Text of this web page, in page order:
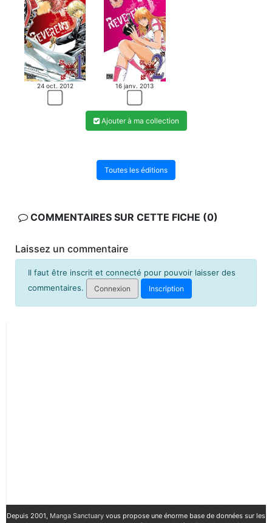
24 oct. 2012 16 janv. 2013
Ajouter à ma collection
Toutes les éditions
COMMENTAIRES SUR CETTE FICHE (0)
Laissez un commentaire
Il faut être inscrit et connecté pour pouvoir laisser des
commentaires.
Connexion Inscription
Depuis 2001, Manga Sanctuary vous propose une énorme base de données sur les